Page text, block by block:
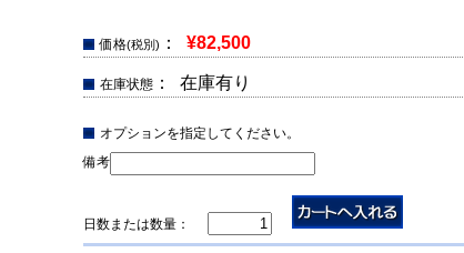
価格(税別) ： ¥82,500
在庫状態： 在庫有り
オプションを指定してください。
備考
日数または数量：